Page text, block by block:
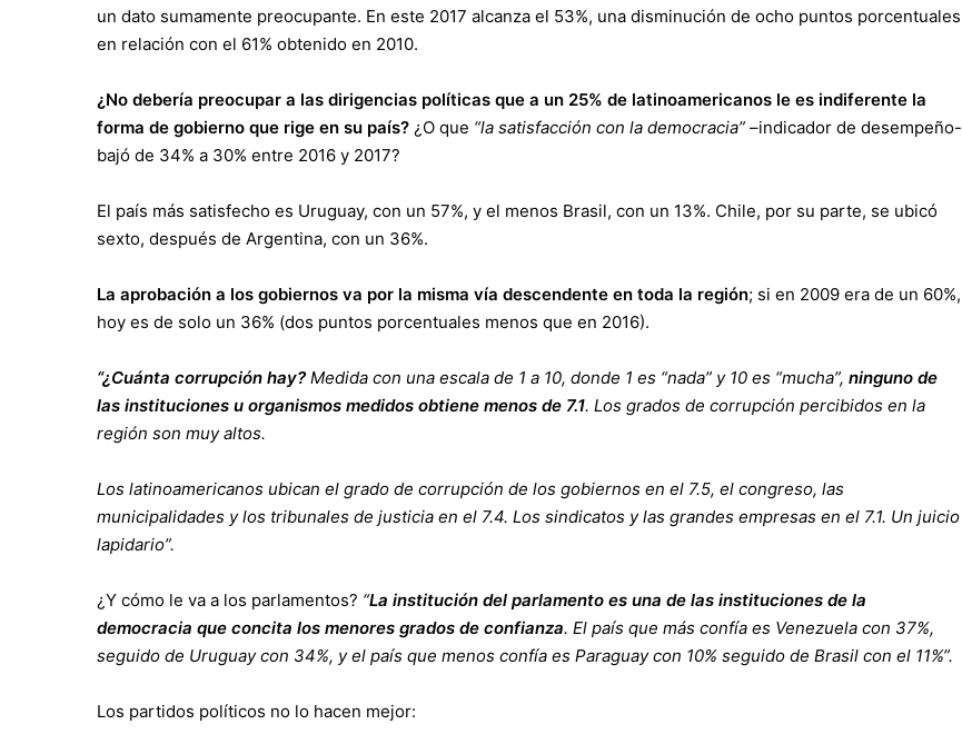
un dato sumamente preocupante. En este 2017 alcanza el 53%, una disminución de ocho puntos porcentuales
en relación con el 61% obtenido en 2010.
¿No debería preocupar a las dirigencias políticas que a un 25% de latinoamericanos le es indiferente la
forma de gobierno que rige en su país? ¿O que “la satisfacción con la democracia” –indicador de desempeño-
bajó de 34% a 30% entre 2016 y 2017?
El país más satisfecho es Uruguay, con un 57%, y el menos Brasil, con un 13%. Chile, por su parte, se ubicó
sexto, después de Argentina, con un 36%.
La aprobación a los gobiernos va por la misma vía descendente en toda la región; si en 2009 era de un 60%,
hoy es de solo un 36% (dos puntos porcentuales menos que en 2016).
“¿Cuánta corrupción hay? Medida con una escala de 1 a 10, donde 1 es “nada” y 10 es “mucha”, ninguno de
las instituciones u organismos medidos obtiene menos de 7.1. Los grados de corrupción percibidos en la
región son muy altos.
Los latinoamericanos ubican el grado de corrupción de los gobiernos en el 7.5, el congreso, las
municipalidades y los tribunales de justicia en el 7.4. Los sindicatos y las grandes empresas en el 7.1. Un juicio
lapidario”.
¿Y cómo le va a los parlamentos? “La institución del parlamento es una de las instituciones de la
democracia que concita los menores grados de confianza. El país que más confía es Venezuela con 37%,
seguido de Uruguay con 34%, y el país que menos confía es Paraguay con 10% seguido de Brasil con el 11%”.
Los partidos políticos no lo hacen mejor: